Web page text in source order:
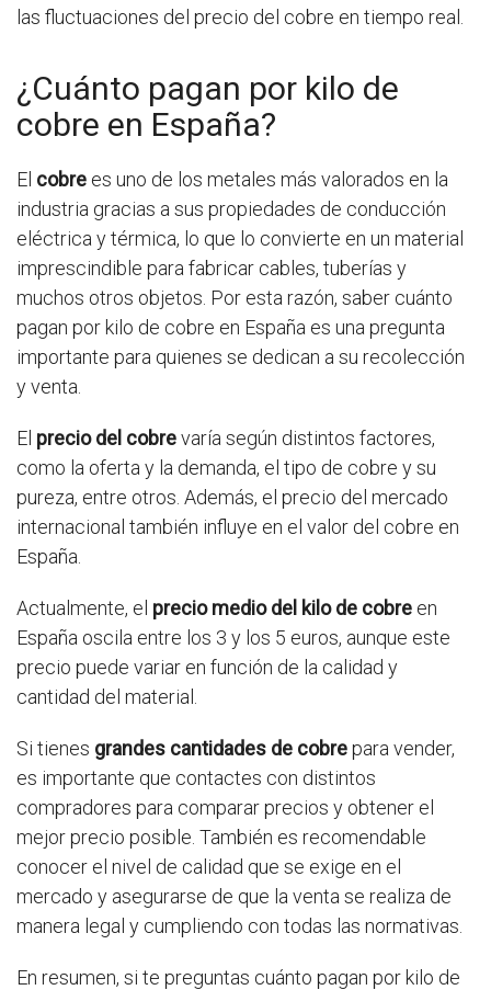
las fluctuaciones del precio del cobre en tiempo real.
¿Cuánto pagan por kilo de
cobre en España?
El cobre es uno de los metales más valorados en la
industria gracias a sus propiedades de conducción
eléctrica y térmica, lo que lo convierte en un material
imprescindible para fabricar cables, tuberías y
muchos otros objetos. Por esta razón, saber cuánto
pagan por kilo de cobre en España es una pregunta
importante para quienes se dedican a su recolección
y venta.
El precio del cobrevaría según distintos factores,
como la oferta y la demanda, el tipo de cobre y su
pureza, entre otros. Además, el precio del mercado
internacional también influye en el valor del cobre en
España.
Actualmente, el precio medio del kilo de cobre en
España oscila entre los 3 y los 5 euros, aunque este
precio puede variar en función de la calidad y
cantidad del material.
Si tienes grandes cantidades de cobrepara vender,
es importante que contactes con distintos
compradores para comparar precios y obtener el
mejor precio posible. También es recomendable
conocer el nivel de calidad que se exige en el
mercado y asegurarse de que la venta se realiza de
manera legal y cumpliendo con todas las normativas.
En resumen, si te preguntas cuánto pagan por kilo de